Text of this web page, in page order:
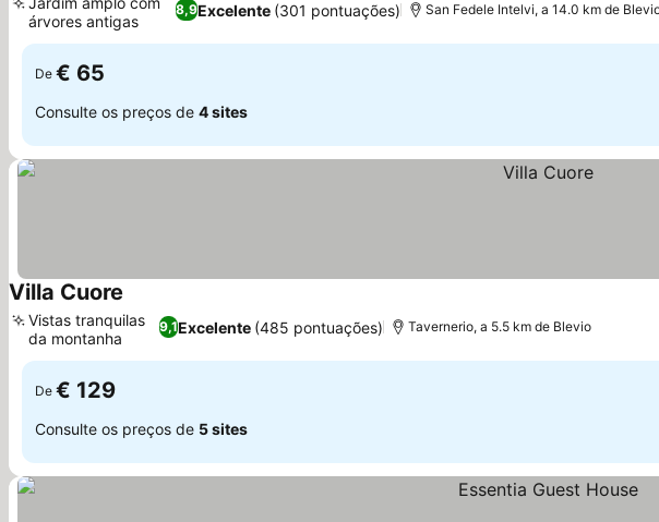
8,9Excelente (301 pontuações)
árvores antigas
San Fedele Intelvi, a 14.0 km de
De € 65
Consulte os preços de 4 sites
Villa Cuore
9,1Excelente (485 pontuações)
Vistas tranquilas
da montanha
Tavernerio, a 5.5 km de Blevio
De € 129
Consulte os preços de 5 sites